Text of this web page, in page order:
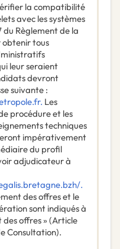
la compatibilité
avec les systèmes
du Règlement de la
obtenir tous
leur seraient
devront
suivante :
Les
procédure et les
techniques
impérativement
du profil
adjudicateur à
.
des offres et le
sont indiqués à
offres » (Article
Consultation).